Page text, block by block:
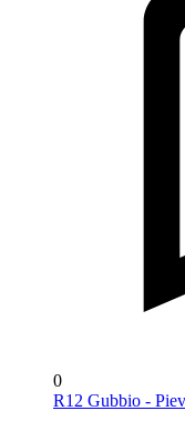
0
R12 Gubbio -